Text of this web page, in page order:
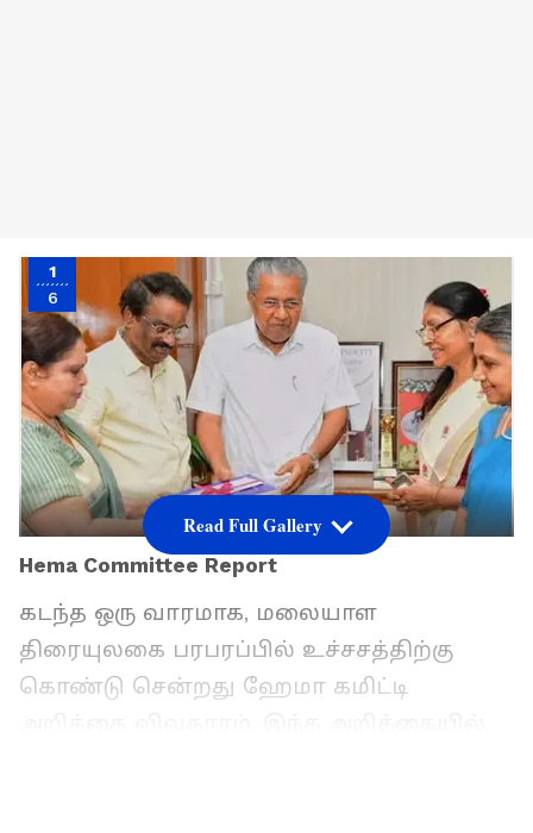
1
6
Hema Committee Report
கடந்த ஒரு வாரமாக, மலையாள
திரையுலகை பரபரப்பில் உச்சசத்திற்கு
கொண்டு சென்றது ஹேமா கமிட்டி
Read Full Gallery